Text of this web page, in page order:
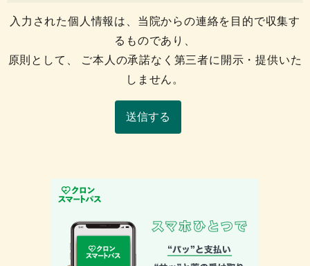
入力された個人情報は、当院からの連絡を目的で収集す
るものであり、
原則として、 ご本人の承諾なく第三者に開示・提供いた
しません。